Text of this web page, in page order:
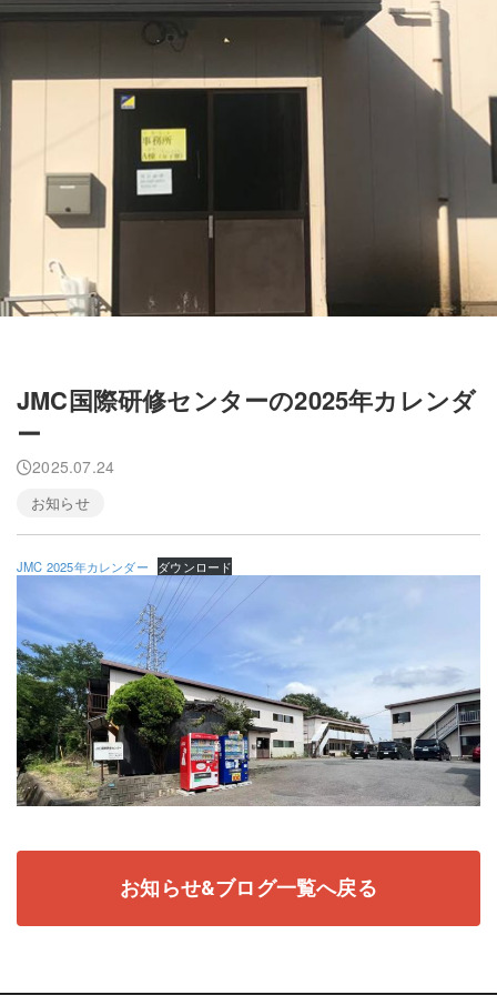
JMC国際研修センターの2025年カレンダ
ー
2025.07.24
お知らせ
JMC 2025年カレンダー ダウンロード
お知らせ&ブログ一覧へ戻る